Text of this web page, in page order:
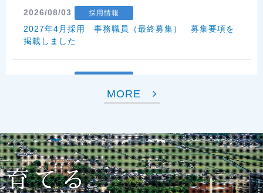
2026/08/03 採用情報
2027年4月採用 事務職員（最終募集） 募集要項を
掲載しました
事務職員募集要項（キャリア採用）を掲載しました
2026/08/03 採用情報
川崎学園 事務職員１Day職場体験のご案内
2026/08/03 お知らせ NEW
MORE
育てる